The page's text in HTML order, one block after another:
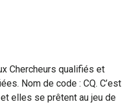
Chercheurs qualifiés et
Nom de code : CQ. C’est
elles se prêtent au jeu de